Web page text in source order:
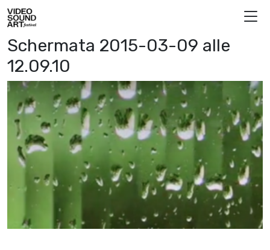
Skip to content
Video Sound Art
Schermata 2015-03-09 alle
12.09.10